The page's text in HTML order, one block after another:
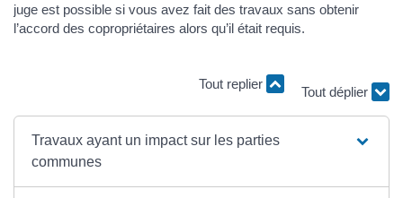
juge est possible si vous avez fait des travaux sans obtenir
l’accord des copropriétaires alors qu’il était requis.
Tout replier
Tout déplier
Travaux ayant un impact sur les parties
communes